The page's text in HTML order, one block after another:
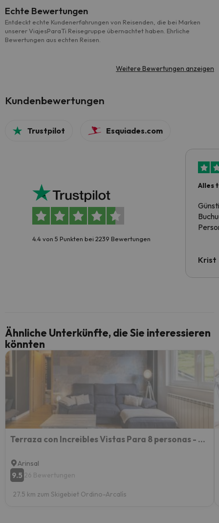
Echte Bewertungen
Entdeckt echte Kundenerfahrungen von Reisenden, die bei Marken
unserer ViajesParaTi Reisegruppe übernachtet haben. Ehrliche
Bewertungen aus echten Reisen.
Weitere Bewertungen anzeigen
Kundenbewertungen
Trustpilot Esquiades.com
4.4 von 5 Punkten bei 2239 Bewertungen
Alles
Krist
Ähnliche Unterkünfte, die Sie interessieren
könnten
Terraza con Increibles Vistas Para 8 personas - 3 habitaciones - 2 baños - ARINSAL - FREE PARKING
Arinsal
9.5 26 Bewertungen
27.5 km zum Skigebiet Ordino-Arcalís